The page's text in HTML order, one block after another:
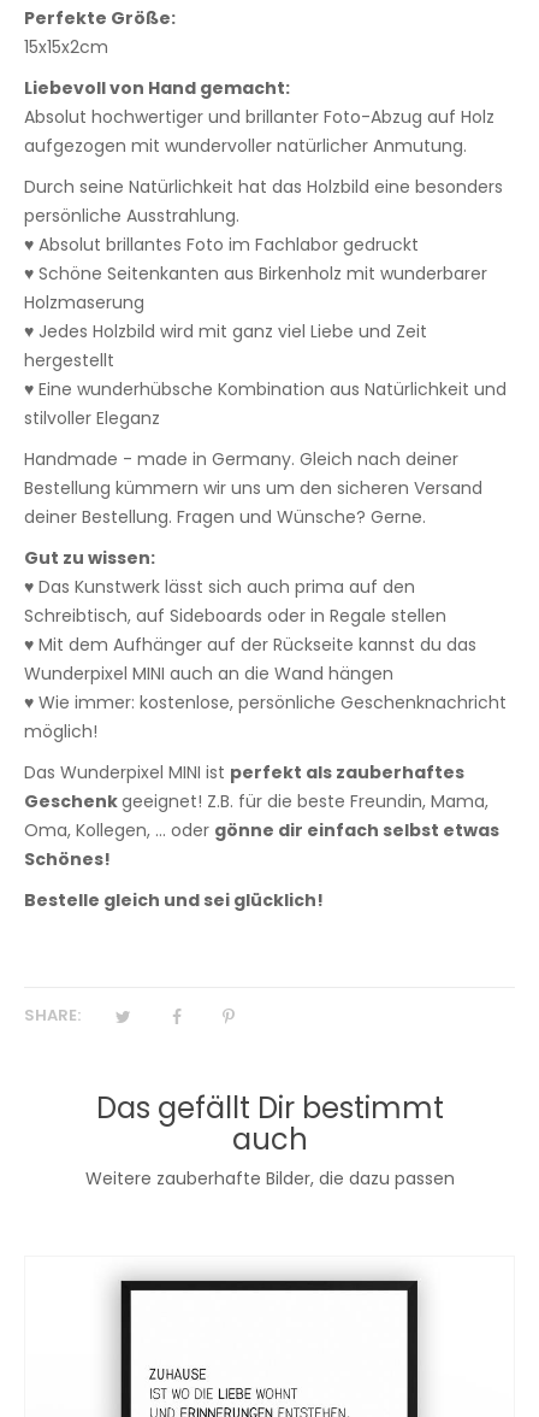
Perfekte Größe:
15x15x2cm
Liebevoll von Hand gemacht:
Absolut hochwertiger und brillanter Foto-Abzug auf Holz
aufgezogen mit wundervoller natürlicher Anmutung.
Durch seine Natürlichkeit hat das Holzbild eine besonders
persönliche Ausstrahlung.
♥ Absolut brillantes Foto im Fachlabor gedruckt
♥ Schöne Seitenkanten aus Birkenholz mit wunderbarer
Holzmaserung
♥ Jedes Holzbild wird mit ganz viel Liebe und Zeit
hergestellt
♥ Eine wunderhübsche Kombination aus Natürlichkeit und
stilvoller Eleganz
Handmade - made in Germany. Gleich nach deiner
Bestellung kümmern wir uns um den sicheren Versand
deiner Bestellung. Fragen und Wünsche? Gerne.
Gut zu wissen:
♥ Das Kunstwerk lässt sich auch prima auf den
Schreibtisch, auf Sideboards oder in Regale stellen
♥ Mit dem Aufhänger auf der Rückseite kannst du das
Wunderpixel MINI auch an die Wand hängen
♥ Wie immer: kostenlose, persönliche Geschenknachricht
möglich!
Das Wunderpixel MINI ist perfekt als zauberhaftes
Geschenkgeeignet! Z.B. für die beste Freundin, Mama,
Oma, Kollegen, ... oder gönne dir einfach selbst etwas
Schönes!
Bestelle gleich und sei glücklich!
SHARE:
Das gefällt Dir bestimmt
auch
Weitere zauberhafte Bilder, die dazu passen